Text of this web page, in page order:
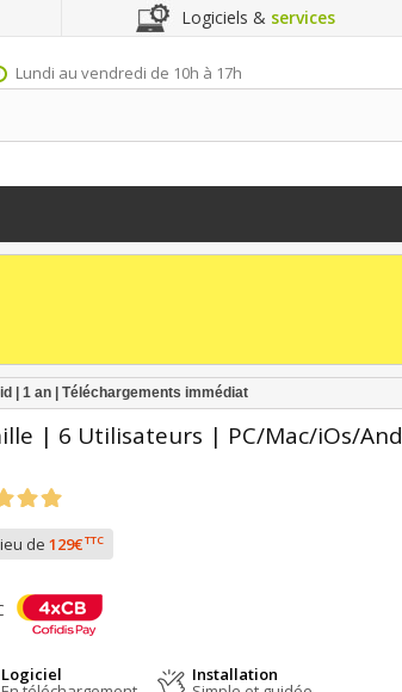
Logiciels & services
Lundi au vendredi de 10h à 17h
| 1 an | Téléchargements immédiat
| 6 Utilisateurs | PC/Mac/iOs/
de129€TTC
Logiciel Installation